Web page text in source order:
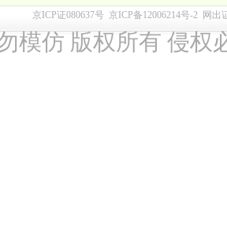
京ICP证080637号 京ICP备12006214号-2 网出
模仿 版权所有 侵权